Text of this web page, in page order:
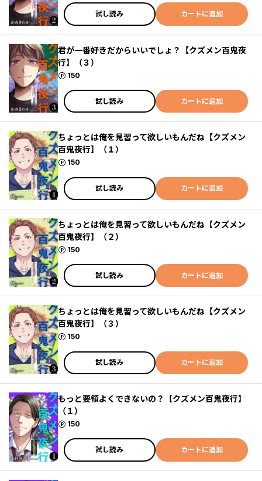
試し読み カートに追加
君が一番好きだからいいでしょ？【クズメン百鬼夜
行】（３）
150
ポイント
試し読み カートに追加
ちょっとは俺を見習って欲しいもんだね【クズメン
百鬼夜行】（１）
150
ポイント
試し読み カートに追加
ちょっとは俺を見習って欲しいもんだね【クズメン
百鬼夜行】（２）
150
ポイント
試し読み カートに追加
ちょっとは俺を見習って欲しいもんだね【クズメン
百鬼夜行】（３）
150
ポイント
試し読み カートに追加
もっと要領よくできないの？【クズメン百鬼夜行】
（１）
150
ポイント
試し読み カートに追加